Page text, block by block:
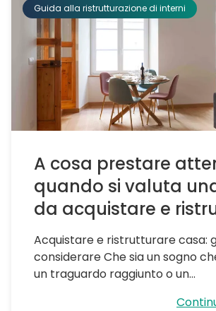
Guida alla ristrutturazione di interni
A cosa prestare
quando si valuta
da acquistare e
Acquistare e ristrutturare casa:
considerare Che sia un sogno
un traguardo raggiunto o un...